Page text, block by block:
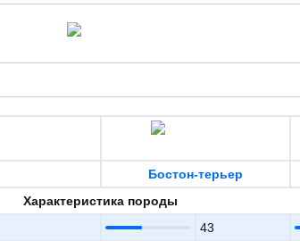
Бостон-терьер
Характеристика породы
43